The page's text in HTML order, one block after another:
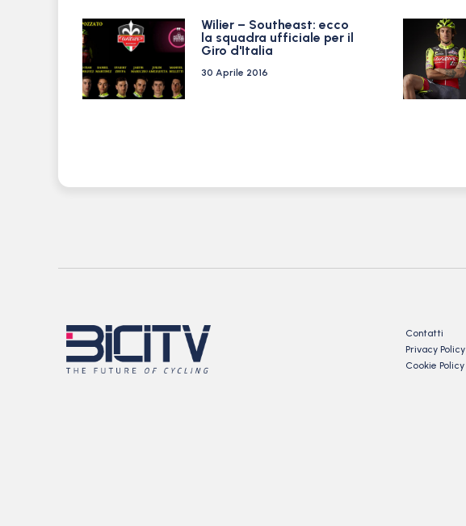
Wilier – Southeast: ecco
la squadra ufficiale per il
Giro d'Italia
30 Aprile 2016
Contatti
Privacy Policy
Cookie Policy